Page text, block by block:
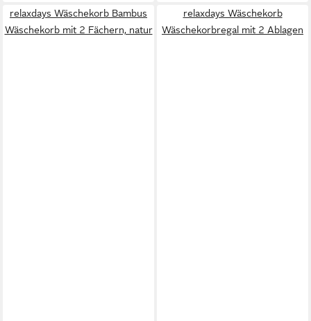
relaxdays Wäschekorb Bambus
Wäschekorb mit 2 Fächern, natur
relaxdays Wäschekorb
Wäschekorbregal mit 2 Ablagen